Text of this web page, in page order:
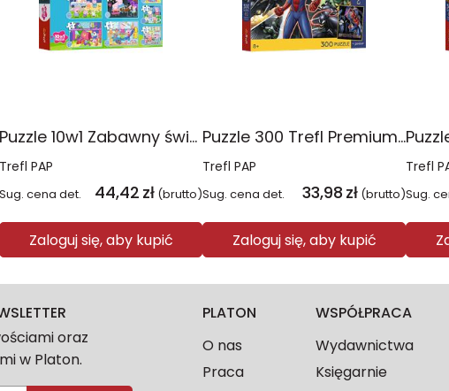
Puzzle 10w1 Zabawny świat Peppy 96013
Trefl PAP
Sug. cena det. 44,42 zł (brutto)
Zaloguj się, aby kupić
Puzzle 300 Trefl Premium Plus Kids Disney Marvel Spiderman ukryty bohater 23047
Trefl PAP
Sug. cena det. 33,98 zł (brutto)
Zaloguj się, aby kupić
Trefl
Sug.
oraz
w Platon.
PLATON
O nas
Praca
WSPÓŁPRACA
Wydawnictwa
Księgarnie